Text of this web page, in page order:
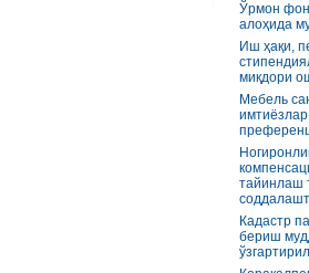
Ўрмон
алоҳида
Иш ҳақи,
миқдори
Мебель
тайинлаш
Кадастр
бериш